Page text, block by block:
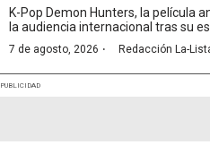
K-Pop Demon Hunters, la película
la audiencia internacional tras su
7 de agosto, 2026 · Redacción La-
PUBLICIDAD